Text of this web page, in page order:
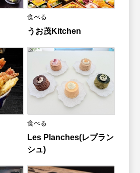
食べる
うお茂Kitchen
食べる
Les Planches(レプラン
シュ)